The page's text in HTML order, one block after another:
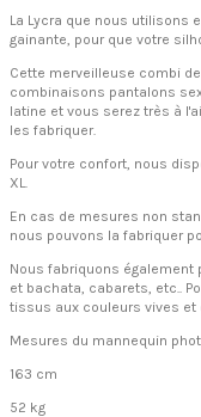
La Lycra que nous utilisons
gainante, pour que votre
Cette merveilleuse combi
combinaisons pantalons
latine et vous serez très à
les fabriquer.
Pour votre confort, nous
XL.
En cas de mesures non
nous pouvons la fabriquer
Nous fabriquons
et bachata, cabarets, etc..
tissus aux couleurs vives et
Mesures du mannequin
163 cm
52 kg